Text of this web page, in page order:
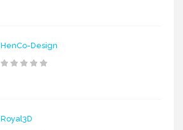
HenCo-Design
Royal3D